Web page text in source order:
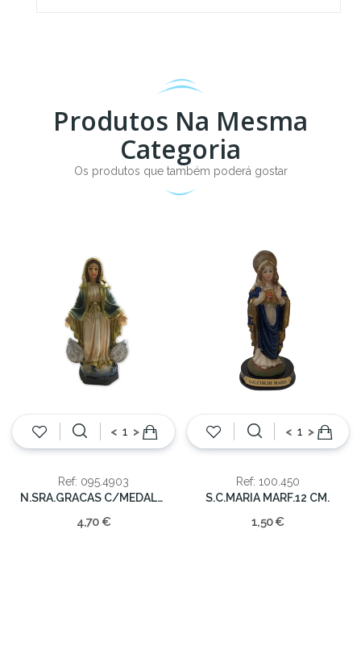
Produtos Na Mesma
Categoria
Os produtos que também poderá gostar
< >
Ref: 095.4903
N.SRA.GRACAS C/MEDALHAS 8cm(12/216)
4,70 €
< >
Ref: 100.450
S.C.MARIA MARF.12 CM.
1,50 €